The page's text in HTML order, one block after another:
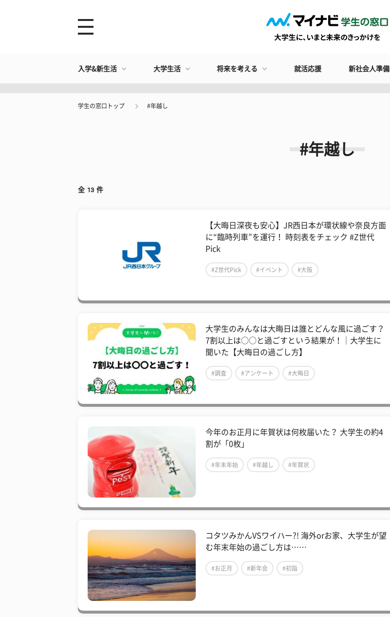
入学&新生活 大学生活 将来を考える 就活応援 新社会人準備
学生の窓口トップ #年越し
#年越し
全 13 件
【大晦日深夜も安心】JR西日本が環状線や奈良方面
に“臨時列車”を運行！ 時刻表をチェック #Z世代
Pick
#Z世代Pick #イベント #大阪
大学生のみんなは大晦日は誰とどんな風に過ごす？
7割以上は○○と過ごすという結果が！｜大学生に
聞いた【大晦日の過ごし方】
#調査 #アンケート #大晦日
今年のお正月に年賀状は何枚届いた？ 大学生の約4
割が「0枚」
#年末年始 #年越し #年賀状
コタツみかんVSワイハー?! 海外orお家、大学生が望
む年末年始の過ごし方は……
#お正月 #新年会 #初詣